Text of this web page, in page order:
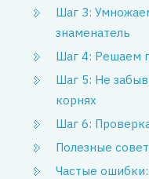
Шаг 3:
знаменатель
Шаг 4: Решаем
Шаг 5: Не
корнях
Шаг 6:
Полезные
Частые ошибки: